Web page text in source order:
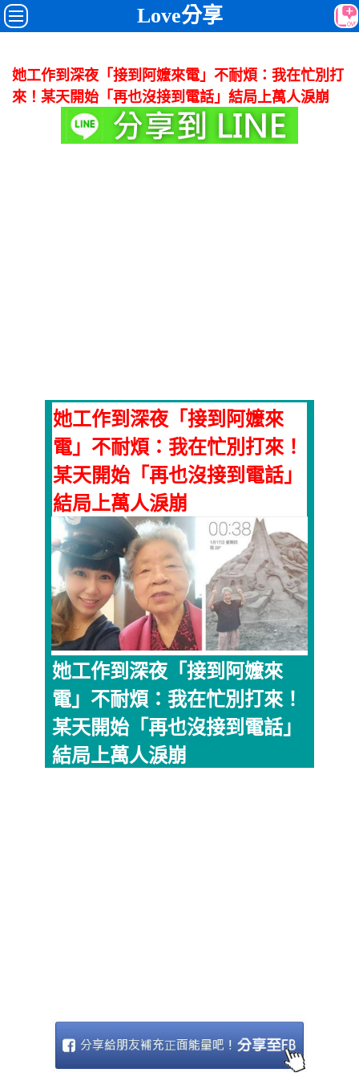
Love分享
她工作到深夜「接到阿嬤來電」不耐煩：我在忙別打
來！某天開始「再也沒接到電話」結局上萬人淚崩
她工作到深夜「接到阿嬤來
電」不耐煩：我在忙別打來！
某天開始「再也沒接到電話」
結局上萬人淚崩
她工作到深夜「接到阿嬤來
電」不耐煩：我在忙別打來！
某天開始「再也沒接到電話」
結局上萬人淚崩